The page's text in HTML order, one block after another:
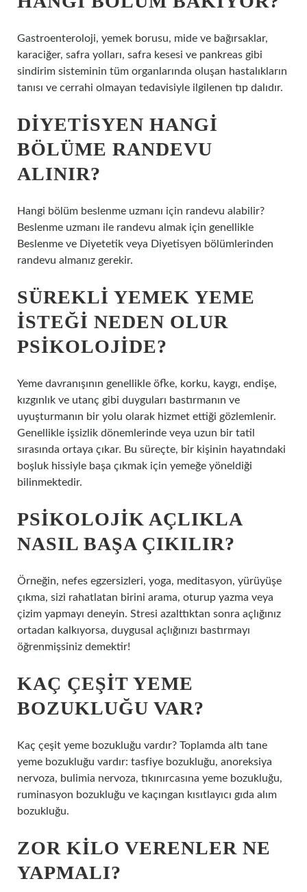
Gastroenteroloji, yemek borusu, mide ve bağırsaklar,
karaciğer, safra yolları, safra kesesi ve pankreas gibi
sindirim sisteminin tüm organlarında oluşan hastalıkların
tanısı ve cerrahi olmayan tedavisiyle ilgilenen tıp dalıdır.
DIYETISYEN HANGI
BÖLÜME RANDEVU
ALINIR?
Hangi bölüm beslenme uzmanı için randevu alabilir?
Beslenme uzmanı ile randevu almak için genellikle
Beslenme ve Diyetetik veya Diyetisyen bölümlerinden
randevu almanız gerekir.
SÜREKLI YEMEK YEME
ISTEĞI NEDEN OLUR
PSIKOLOJIDE?
Yeme davranışının genellikle öfke, korku, kaygı, endişe,
kızgınlık ve utanç gibi duyguları bastırmanın ve
uyuşturmanın bir yolu olarak hizmet ettiği gözlemlenir.
Genellikle işsizlik dönemlerinde veya uzun bir tatil
sırasında ortaya çıkar. Bu süreçte, bir kişinin hayatındaki
boşluk hissiyle başa çıkmak için yemeğe yöneldiği
bilinmektedir.
PSIKOLOJIK AÇLIKLA
NASIL BAŞA ÇIKILIR?
Örneğin, nefes egzersizleri, yoga, meditasyon, yürüyüşe
çıkma, sizi rahatlatan birini arama, oturup yazma veya
çizim yapmayı deneyin. Stresi azalttıktan sonra açlığınız
ortadan kalkıyorsa, duygusal açlığınızı bastırmayı
öğrenmişsiniz demektir!
KAÇ ÇEŞIT YEME
BOZUKLUĞU VAR?
Kaç çeşit yeme bozukluğu vardır? Toplamda altı tane
yeme bozukluğu vardır: tasfiye bozukluğu, anoreksiya
nervoza, bulimia nervoza, tıkınırcasına yeme bozukluğu,
ruminasyon bozukluğu ve kaçıngan kısıtlayıcı gıda alım
bozukluğu.
ZOR KILO VERENLER NE
YAPMALI?